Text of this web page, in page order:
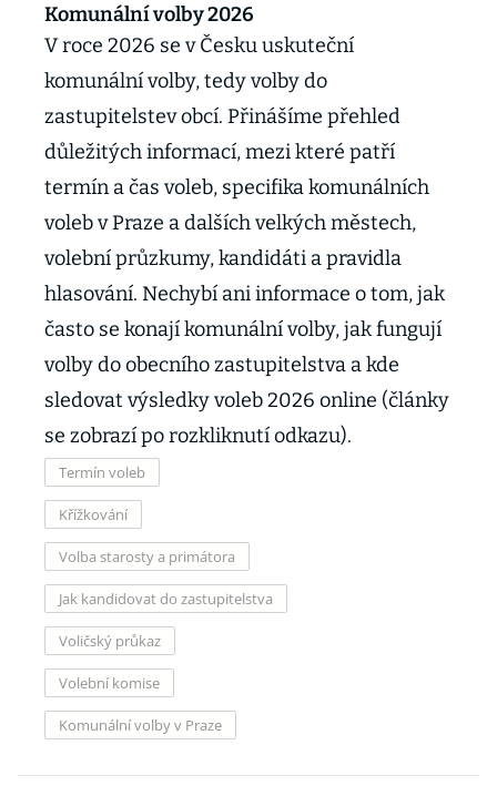
Komunální volby 2026
V roce 2026 se v Česku uskuteční
komunální volby, tedy volby do
zastupitelstev obcí. Přinášíme přehled
důležitých informací, mezi které patří
termín a čas voleb, specifika komunálních
voleb v Praze a dalších velkých městech,
volební průzkumy, kandidáti a pravidla
hlasování. Nechybí ani informace o tom, jak
často se konají komunální volby, jak fungují
volby do obecního zastupitelstva a kde
sledovat výsledky voleb 2026 online (články
se zobrazí po rozkliknutí odkazu).
Termín voleb
Křížkování
Volba starosty a primátora
Jak kandidovat do zastupitelstva
Voličský průkaz
Volební komise
Komunální volby v Praze